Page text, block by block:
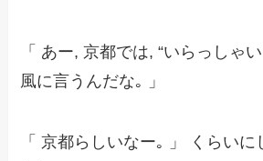
「 あー, 京都では, “いらっしゃ
風に言うんだな｡ 」
「 京都らしいなー｡ 」 くらい